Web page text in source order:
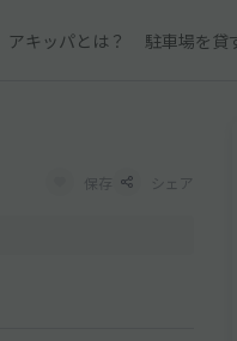
アキッパとは？ 駐車場を貸
保存 シェア